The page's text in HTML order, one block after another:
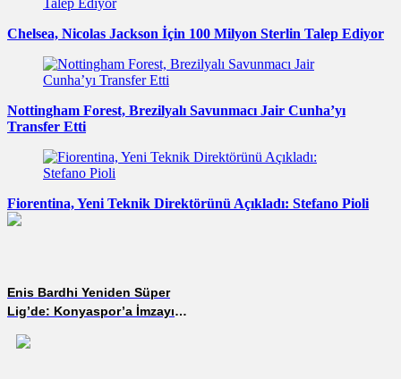
Chelsea, Nicolas Jackson İçin 100 Milyon Sterlin Talep Ediyor
Nottingham Forest, Brezilyalı Savunmacı Jair Cunha’yı
Transfer Etti
Fiorentina, Yeni Teknik Direktörünü Açıkladı: Stefano Pioli
Enis Bardhi Yeniden Süper
Lig’de: Konyaspor’a İmzayı